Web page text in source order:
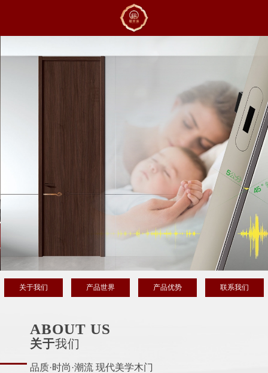
关于我们 产品世界 产品优势 联系我们
ABOUT US
关于我们
品质·时尚·潮流 现代美学木门